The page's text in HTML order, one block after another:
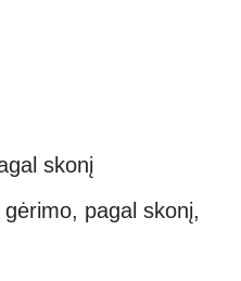
skonį
pagal skonį,